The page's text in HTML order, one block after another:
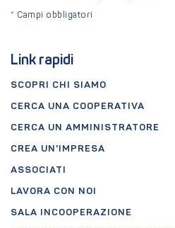
Link rapidi
SCOPRI CHI SIAMO
CERCA UNA COOPERATIVA
CERCA UN AMMINISTRATORE
CREA UN'IMPRESA
ASSOCIATI
LAVORA CON NOI
SALA INCOOPERAZIONE
* Campi obbligatori